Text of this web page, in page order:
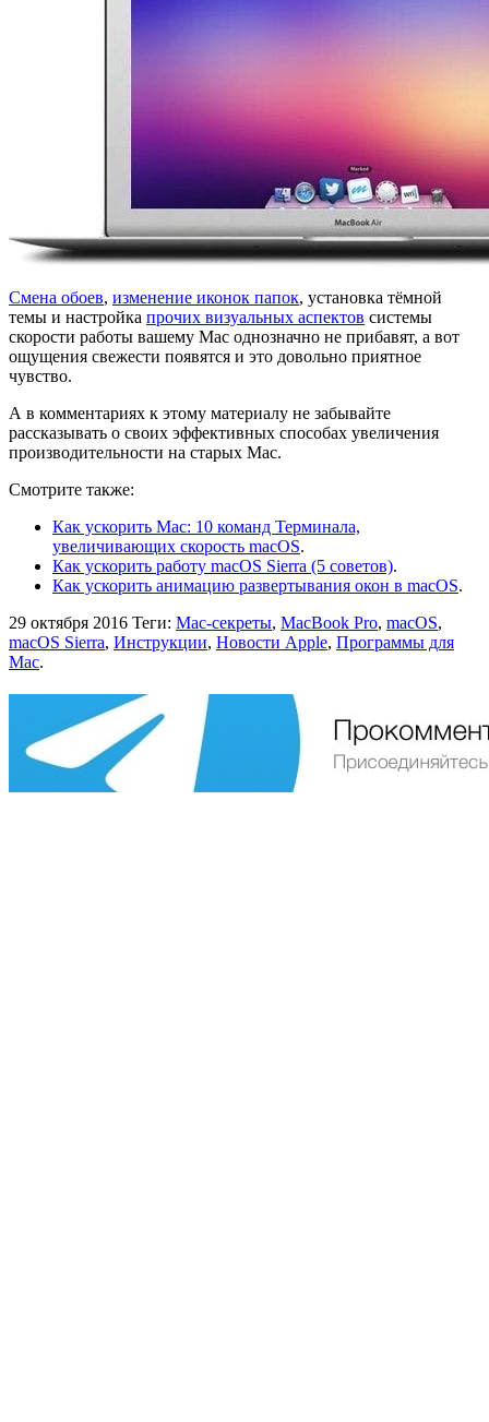
Смена обоев, изменение иконок папок, установка тёмной
темы и настройка прочих визуальных аспектов системы
скорости работы вашему Mac однозначно не прибавят, а вот
ощущения свежести появятся и это довольно приятное
чувство.
А в комментариях к этому материалу не забывайте
рассказывать о своих эффективных способах увеличения
производительности на старых Mac.
Смотрите также:
Как ускорить Mac: 10 команд Терминала,
увеличивающих скорость macOS.
Как ускорить работу macOS Sierra (5 советов).
Как ускорить анимацию развертывания окон в macOS.
29 октября 2016 Теги: Mac-секреты, MacBook Pro, macOS,
macOS Sierra, Инструкции, Новости Apple, Программы для
Mac.